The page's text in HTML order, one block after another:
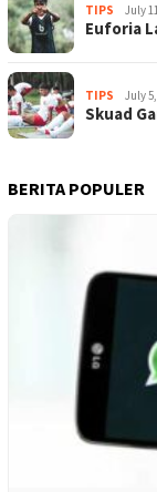
TIPS July
Euforia
TIPS July
Skuad
BERITA POPULER